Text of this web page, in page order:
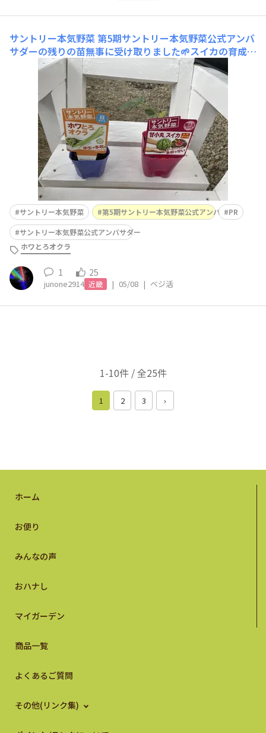
サントリー本気野菜第5期サントリー本気野菜公式アンバ
サダーの残りの苗無事に受け取りました🌱スイカの育成楽
しみです😋サントリー本気野菜様ありがとうございます
サントリー本気野菜 第5期サントリー本気野菜公式アンバサダー
PR
サントリー本気野菜公式アンバサダー
ホワとろオクラ
1 25
junone2914 近畿 | 05/08 | ベジ活
1-10件 / 全25件
1 2 3 ›
ホーム
お便り
みんなの声
おハナし
マイガーデン
商品一覧
よくあるご質問
その他(リンク集)